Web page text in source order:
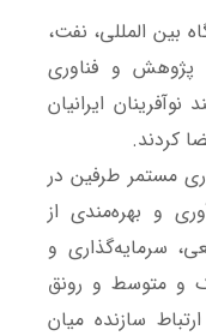
در حاشیه بیست و هشتمین نمایشگاه بین ‎المللی، نفت،
پژوهش و فناوری
ایرانیان
کردند.
مستمر طرفین در
و بهره‌مندی از
سرمایه‌گذاری و
و متوسط و رونق
سازنده میان